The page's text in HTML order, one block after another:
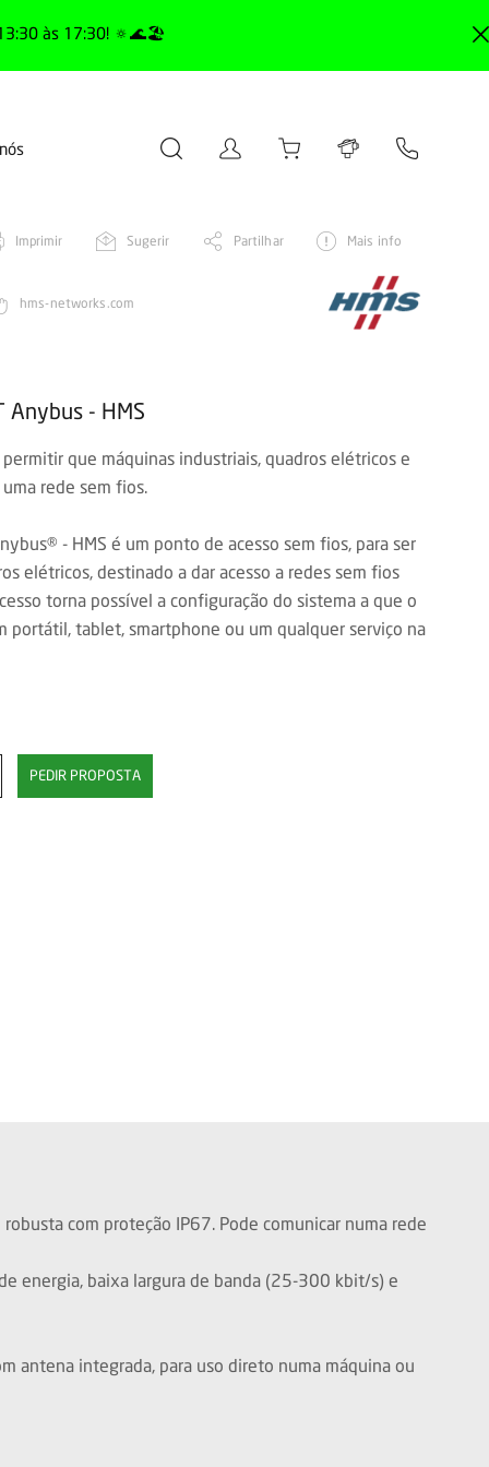
às 17:30! 🔅🌊🏖️
Imprimir Sugerir Partilhar Mais info
hms-networks.com
- HMS
que máquinas industriais, quadros elétricos e
rede sem fios.
- HMS é um ponto de acesso sem fios, para ser
elétricos, destinado a dar acesso a redes sem fios
torna possível a configuração do sistema a que o
portátil, tablet, smartphone ou um qualquer serviço na
PEDIR PROPOSTA
com proteção IP67. Pode comunicar numa rede
energia, baixa largura de banda (25-300 kbit/s) e
antena integrada, para uso direto numa máquina ou